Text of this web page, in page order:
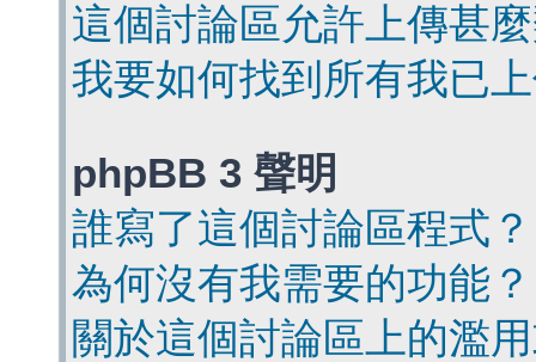
這個討論區允許上傳甚
我要如何找到所有我已
phpBB 3 聲明
誰寫了這個討論區程式？
為何沒有我需要的功能？
關於這個討論區上的濫